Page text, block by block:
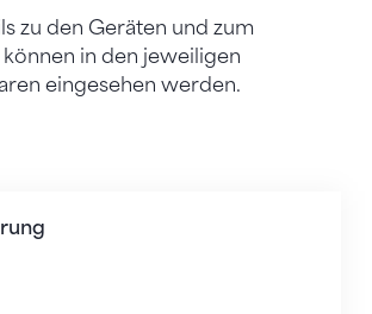
zu den Geräten und zum
in den jeweiligen
eingesehen werden.